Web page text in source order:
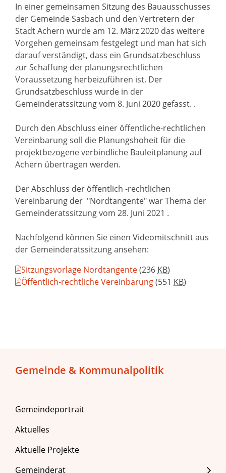
Gemeinde & Kommunalpolitik
Gemeindeportrait
Aktuelles
Aktuelle Projekte
Gemeinderat
In einer gemeinsamen Sitzung des Bauausschusses
der Gemeinde Sasbach und den Vertretern der
Stadt Achern wurde am 12. März 2020 das weitere
Vorgehen gemeinsam festgelegt und man hat sich
darauf verständigt, dass ein Grundsatzbeschluss
zur Schaffung der planungsrechtlichen
Voraussetzung herbeizuführen ist. Der
Grundsatzbeschluss wurde in der
Gemeinderatssitzung vom 8. Juni 2020 gefasst. .
Durch den Abschluss einer öffentliche-rechtlichen
Vereinbarung soll die Planungshoheit für die
projektbezogene verbindliche Bauleitplanung auf
Achern übertragen werden.
Der Abschluss der öffentlich -rechtlichen
Vereinbarung der "Nordtangente" war Thema der
Gemeinderatssitzung vom 28. Juni 2021 .
Nachfolgend können Sie einen Videomitschnitt aus
der Gemeinderatssitzung ansehen:
Sitzungsvorlage Nordtangente(236 KB)
Öffentlich-rechtliche Vereinbarung(551 KB)